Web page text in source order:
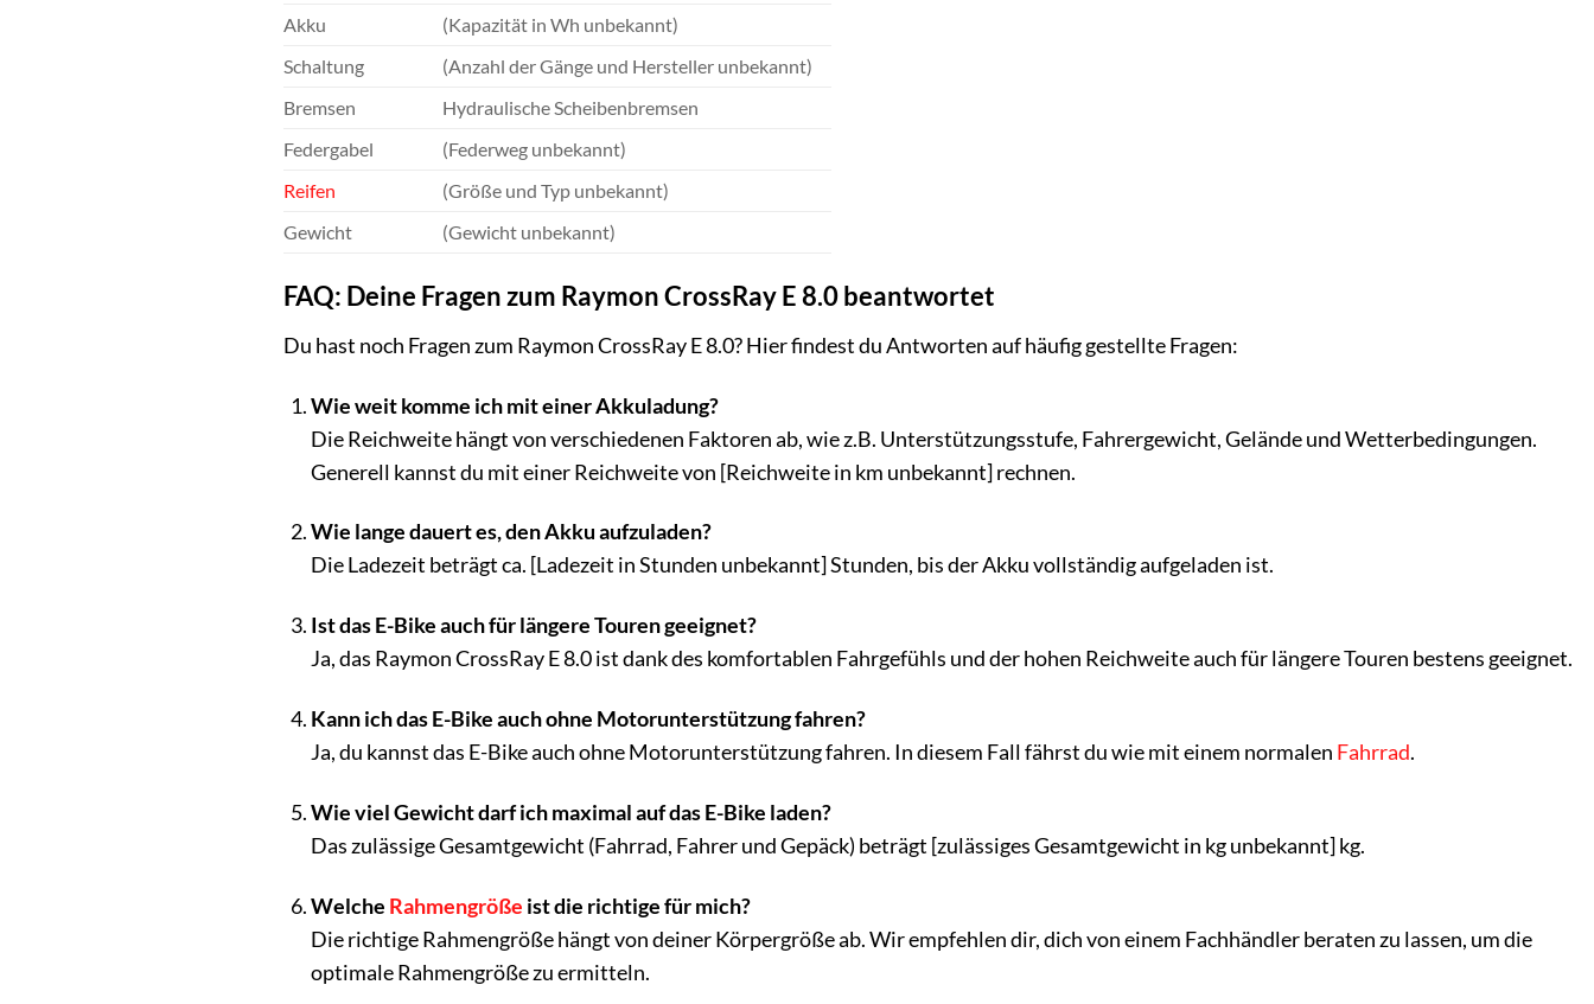
Akku
(Kapazität in Wh unbekannt)
Schaltung
(Anzahl der Gänge und Hersteller unbekannt)
Bremsen
Hydraulische Scheibenbremsen
Federgabel
(Federweg unbekannt)
Reifen
(Größe und Typ unbekannt)
Gewicht
(Gewicht unbekannt)
FAQ: Deine Fragen zum Raymon CrossRay E 8.0 beantwortet
Du hast noch Fragen zum Raymon CrossRay E 8.0? Hier findest du Antworten auf häufig gestellte Fragen:
Wie weit komme ich mit einer Akkuladung?
Die Reichweite hängt von verschiedenen Faktoren ab, wie z.B. Unterstützungsstufe, Fahrergewicht, Gelände und Wetterbedingungen.
Generell kannst du mit einer Reichweite von [Reichweite in km unbekannt] rechnen.
Wie lange dauert es, den Akku aufzuladen?
Die Ladezeit beträgt ca. [Ladezeit in Stunden unbekannt] Stunden, bis der Akku vollständig aufgeladen ist.
Ist das E-Bike auch für längere Touren geeignet?
Ja, das Raymon CrossRay E 8.0 ist dank des komfortablen Fahrgefühls und der hohen Reichweite auch für längere Touren bestens geeignet.
Kann ich das E-Bike auch ohne Motorunterstützung fahren?
Ja, du kannst das E-Bike auch ohne Motorunterstützung fahren. In diesem Fall fährst du wie mit einem normalen Fahrrad.
Wie viel Gewicht darf ich maximal auf das E-Bike laden?
Das zulässige Gesamtgewicht (Fahrrad, Fahrer und Gepäck) beträgt [zulässiges Gesamtgewicht in kg unbekannt] kg.
Welche Rahmengröße ist die richtige für mich?
Die richtige Rahmengröße hängt von deiner Körpergröße ab. Wir empfehlen dir, dich von einem Fachhändler beraten zu lassen, um die
optimale Rahmengröße zu ermitteln.